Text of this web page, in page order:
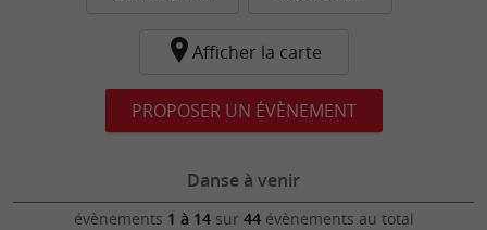
Afficher la carte
PROPOSER UN ÉVÈNEMENT
Danse à venir
évènements 1 à 14sur 44évènements au total